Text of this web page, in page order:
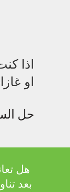
اذا
او
حل
هل
بعد